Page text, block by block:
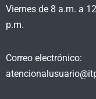
Viernes de 8 a.m. a
p.m.
Correo electrónico: